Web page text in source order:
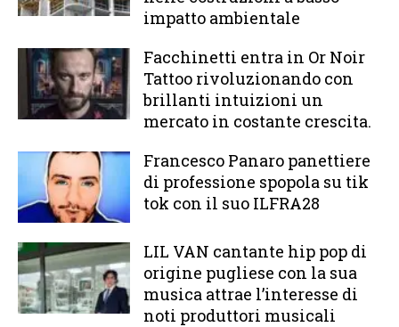
impatto ambientale
Facchinetti entra in Or Noir
Tattoo rivoluzionando con
brillanti intuizioni un
mercato in costante crescita.
Francesco Panaro panettiere
di professione spopola su tik
tok con il suo ILFRA28
LIL VAN cantante hip pop di
origine pugliese con la sua
musica attrae l’interesse di
noti produttori musicali